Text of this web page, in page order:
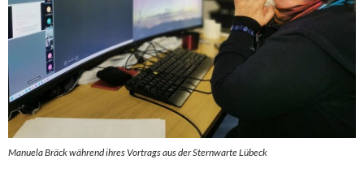
Manuela Bräck während ihres Vortrags aus der Sternwarte Lübeck